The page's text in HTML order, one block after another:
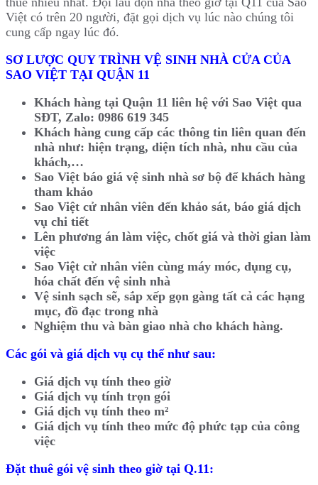
Việt có trên 20 người, đặt gọi dịch vụ lúc nào chúng tôi
cung cấp ngay lúc đó.
SƠ LƯỢC QUY TRÌNH VỆ SINH NHÀ CỬA CỦA
SAO VIỆT TẠI QUẬN 11
Khách hàng tại Quận 11 liên hệ với Sao Việt qua
SĐT, Zalo: 0986 619 345
Khách hàng cung cấp các thông tin liên quan đến
nhà như: hiện trạng, diện tích nhà, nhu cầu của
khách,…
Sao Việt báo giá vệ sinh nhà sơ bộ để khách hàng
tham khảo
Sao Việt cử nhân viên đến khảo sát, báo giá dịch
vụ chi tiết
Lên phương án làm việc, chốt giá và thời gian làm
việc
Sao Việt cử nhân viên cùng máy móc, dụng cụ,
hóa chất đến vệ sinh nhà
Vệ sinh sạch sẽ, sắp xếp gọn gàng tất cả các hạng
mục, đồ đạc trong nhà
Nghiệm thu và bàn giao nhà cho khách hàng.
Các gói và giá dịch vụ cụ thể như sau:
Giá dịch vụ tính theo giờ
Giá dịch vụ tính trọn gói
Giá dịch vụ tính theo m²
Giá dịch vụ tính theo mức độ phức tạp của công
việc
Đặt thuê gói vệ sinh theo giờ tại Q.11: